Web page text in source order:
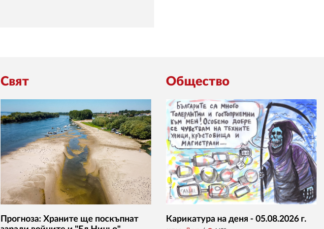
Свят
Прогноза: Храните ще поскъпнат
Общество
Карикатура на деня - 05.08.2026 г.